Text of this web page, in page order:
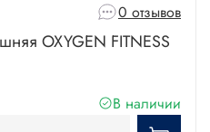
0 отзывов
OXYGEN FITNESS
В наличии